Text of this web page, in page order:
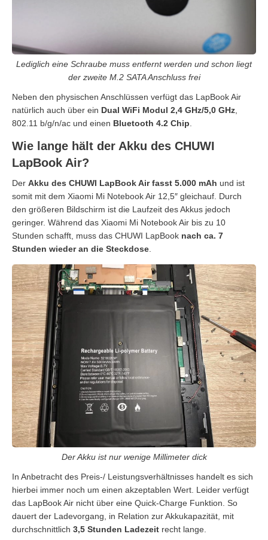
Lediglich eine Schraube muss entfernt werden und schon liegt
der zweite M.2 SATA Anschluss frei
Neben den physischen Anschlüssen verfügt das LapBook Air
natürlich auch über ein Dual WiFi Modul 2,4 GHz/5,0 GHz,
802.11 b/g/n/ac und einen Bluetooth 4.2 Chip.
Wie lange hält der Akku des CHUWI
LapBook Air?
Der Akku des CHUWI LapBook Air fasst 5.000 mAh und ist
somit mit dem Xiaomi Mi Notebook Air 12,5″ gleichauf. Durch
den größeren Bildschirm ist die Laufzeit des Akkus jedoch
geringer. Während das Xiaomi Mi Notebook Air bis zu 10
Stunden schafft, muss das CHUWI LapBook nach ca. 7
Stunden wieder an die Steckdose.
Der Akku ist nur wenige Millimeter dick
In Anbetracht des Preis-/ Leistungsverhältnisses handelt es sich
hierbei immer noch um einen akzeptablen Wert. Leider verfügt
das LapBook Air nicht über eine Quick-Charge Funktion. So
dauert der Ladevorgang, in Relation zur Akkukapazität, mit
durchschnittlich 3,5 Stunden Ladezeit recht lange.